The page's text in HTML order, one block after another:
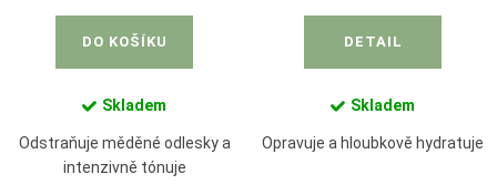
DO KOŠÍKU
Skladem
Odstraňuje měděné odlesky a
intenzivně tónuje
DETAIL
Skladem
Opravuje a hloubkově hydratuje